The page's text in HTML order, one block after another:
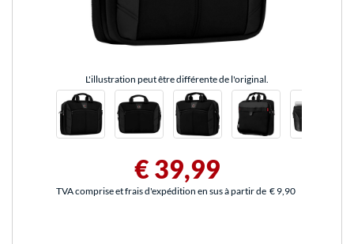
L'illustration peut être différente de l'original.
€ 39,99
TVA comprise et frais d'expédition en sus à partir de € 9,90